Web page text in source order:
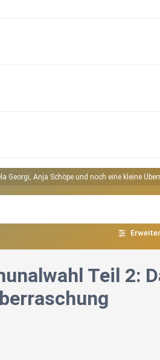
Georgi, Anja Schöpe und noch eine kleine
Teil 2: